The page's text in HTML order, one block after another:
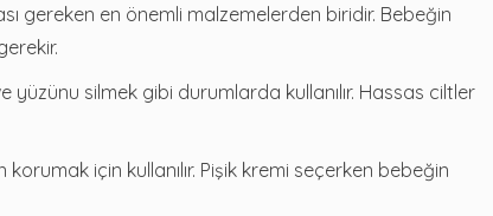
gereken en önemli malzemelerden biridir. Bebeğin
yüzünu silmek gibi durumlarda kullanılır. Hassas ciltler
için kullanılır. Pişik kremi seçerken bebeğin